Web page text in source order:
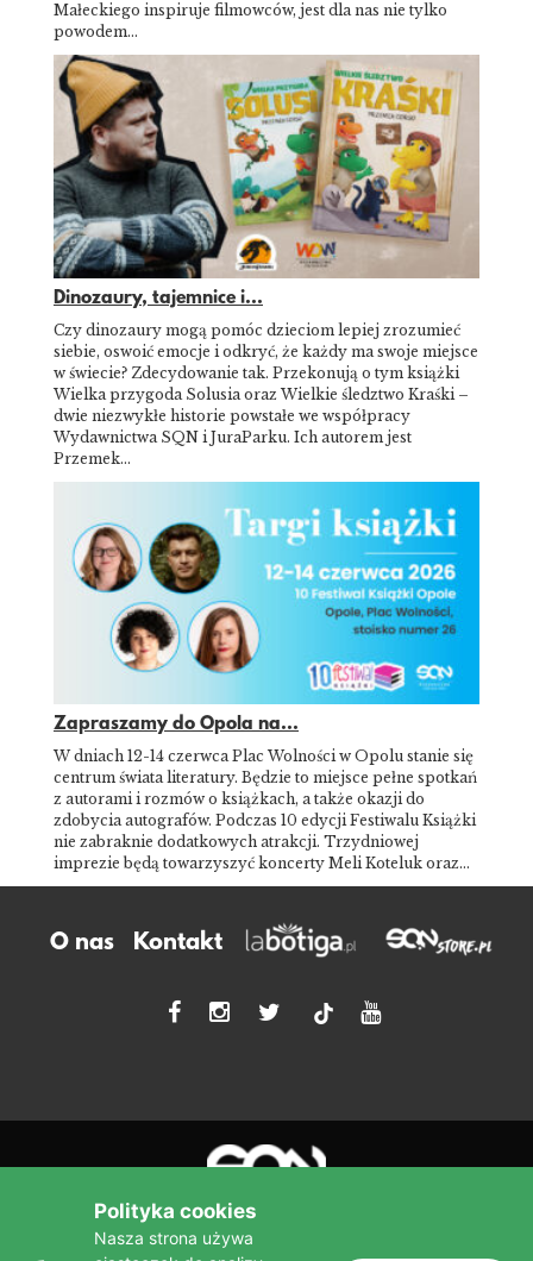
Małeckiego inspiruje filmowców, jest dla nas nie tylko
powodem…
Dinozaury, tajemnice i...
Czy dinozaury mogą pomóc dzieciom lepiej zrozumieć
siebie, oswoić emocje i odkryć, że każdy ma swoje miejsce
w świecie? Zdecydowanie tak. Przekonują o tym książki
Wielka przygoda Solusia oraz Wielkie śledztwo Kraśki –
dwie niezwykłe historie powstałe we współpracy
Wydawnictwa SQN i JuraParku. Ich autorem jest
Przemek…
Zapraszamy do Opola na...
W dniach 12-14 czerwca Plac Wolności w Opolu stanie się
centrum świata literatury. Będzie to miejsce pełne spotkań
z autorami i rozmów o książkach, a także okazji do
zdobycia autografów. Podczas 10 edycji Festiwalu Książki
nie zabraknie dodatkowych atrakcji. Trzydniowej
imprezie będą towarzyszyć koncerty Meli Koteluk oraz…
O nas Kontakt
tiktok
Polityka cookies
Nasza strona używa